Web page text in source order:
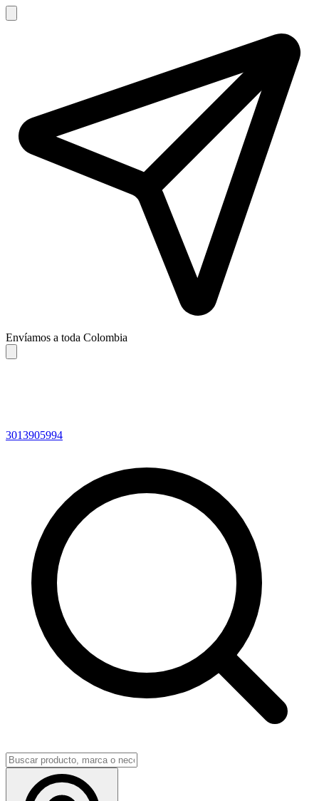
Envíamos a toda Colombia
3013905994